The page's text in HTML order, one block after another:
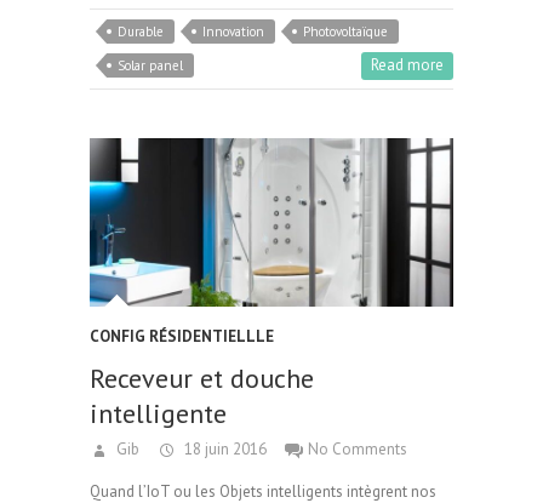
Durable Innovation
Photovoltaïque
Solar panel
Read more
CONFIG RÉSIDENTIELLLE
Receveur et douche
intelligente
Gib 18 juin 2016 No Comments
Quand l’IoT ou les Objets intelligents intègrent nos